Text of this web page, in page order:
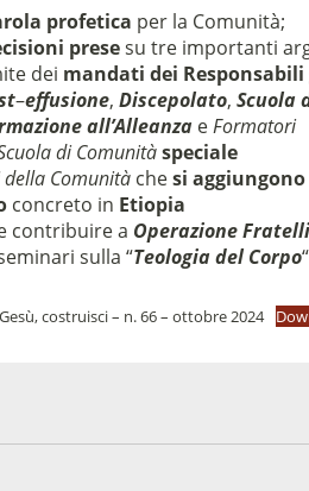
profetica per la Comunità;
presesu tre importanti
dei mandati dei
–effusione, Discepolato, Scuola
all’Alleanza eFormatori
di Comunitàspeciale
della Comunità chesi aggiungono
concreto in Etiopia
contribuire a Operazione
sulla “Teologia del Corpo“
costruisci – n. 66 – ottobre 2024